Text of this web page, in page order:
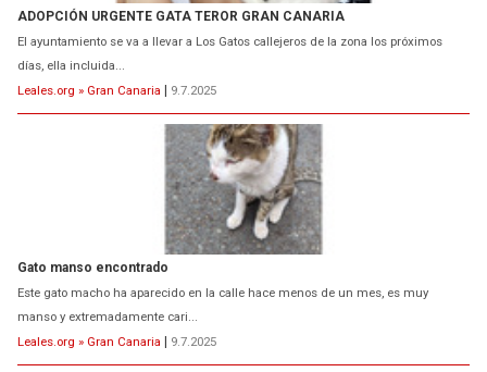
ADOPCIÓN URGENTE GATA TEROR GRAN CANARIA
El ayuntamiento se va a llevar a Los Gatos callejeros de la zona los próximos
días, ella incluida...
Leales.org » Gran Canaria | 9.7.2025
Gato manso encontrado
Este gato macho ha aparecido en la calle hace menos de un mes, es muy
manso y extremadamente cari...
Leales.org » Gran Canaria | 9.7.2025